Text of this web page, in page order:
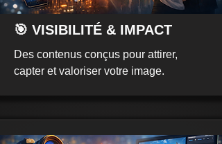
🎯 VISIBILITÉ & IMPACT
Des contenus conçus pour attirer,
capter et valoriser votre image.